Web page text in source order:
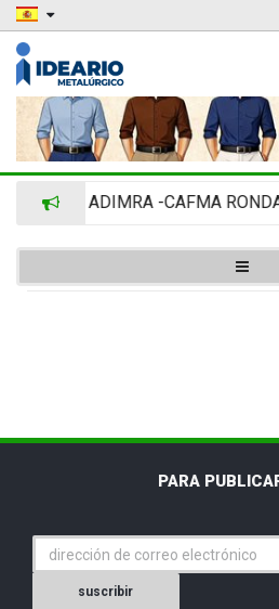
ADIMRA -CAFMA
PARA
suscribir